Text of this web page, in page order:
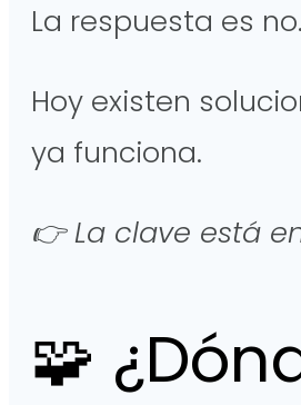
La respuesta es no.
Hoy existen
ya funciona.
👉 La clave está
🧩